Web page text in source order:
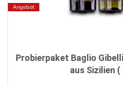
Angebot
Probierpaket Baglio
aus Sizilien (